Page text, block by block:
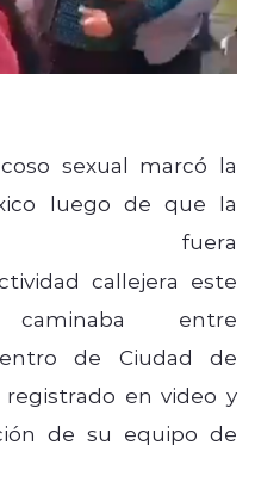
sexual marcó la
luego de que la
fuera
callejera este
entre
de Ciudad de
en video y
de su equipo de